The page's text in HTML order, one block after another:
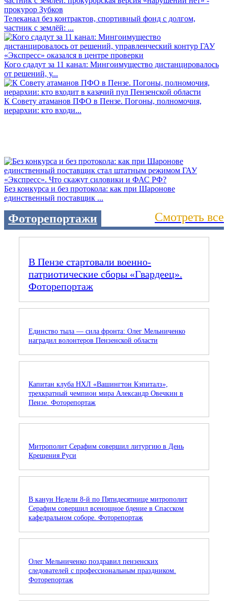
Телеканал без контрактов, спортивный фонд с долгом,
частник с землёй: ...
Кого сдадут за 11 канал: Мингоимущество дистанцировалось
от решений, у...
К Совету атаманов ПФО в Пензе. Погоны, полномочия,
иерархии: кто входи...
Без конкурса и без протокола: как при Шаронове
единственный поставщик ...
Фоторепортажи Смотреть все
В Пензе стартовали военно-
патриотические сборы «Гвардеец».
Фоторепортаж
Единство тыла — сила фронта: Олег Мельниченко
наградил волонтеров Пензенской области
Капитан клуба НХЛ «Вашингтон Кэпиталз»,
трехкратный чемпион мира Александр Овечкин в
Пензе. Фоторепортаж
Митрополит Серафим совершил литургию в День
Крещения Руси
В канун Недели 8-й по Пятидесятнице митрополит
Серафим совершил всенощное бдение в Спасском
кафедральном соборе. Фоторепортаж
Олег Мельниченко поздравил пензенских
следователей с профессиональным праздником.
Фоторепортаж